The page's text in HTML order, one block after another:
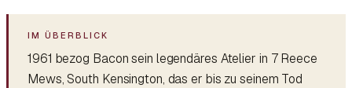
1961 bezog Bacon sein legendäres Atelier in 7 Reece
Mews, South Kensington, das er bis zu seinem Tod